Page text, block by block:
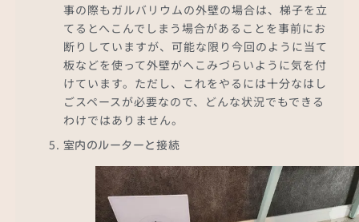
事の際もガルバリウムの外壁の場合は、梯子を立
てるとへこんでしまう場合があることを事前にお
断りしていますが、可能な限り今回のように当て
板などを使って外壁がへこみづらいように気を付
けています。ただし、これをやるには十分なはし
ごスペースが必要なので、どんな状況でもできる
わけではありません。
室内のルーターと接続